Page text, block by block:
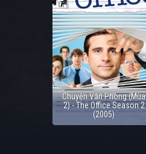
Chuyện Văn Phòng (Mùa
2) - The Office Season 2
(2005)